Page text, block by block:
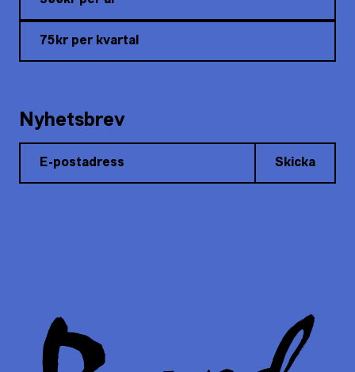
75kr per kvartal
Nyhetsbrev
Skicka